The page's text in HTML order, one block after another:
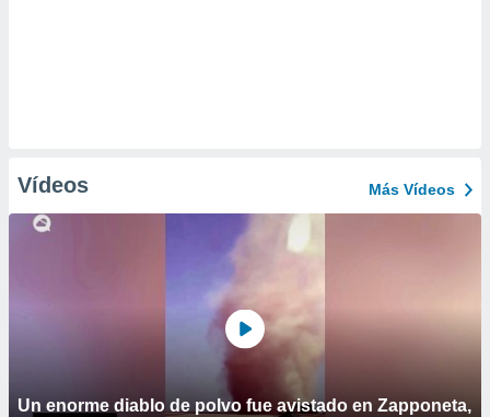
Vídeos Más Vídeos
Un enorme diablo de polvo fue avistado en Zapponeta,